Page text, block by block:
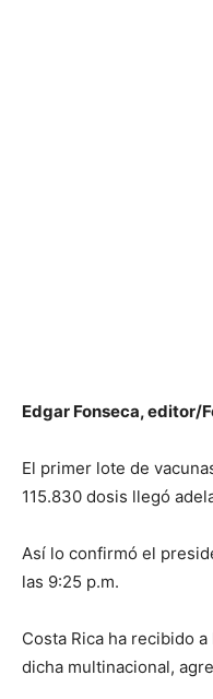
Edgar Fonseca, editor/
El primer lote de
115.830 dosis llegó
Así lo confirmó el
las 9:25 p.m.
Costa Rica ha recibido
dicha multinacional,